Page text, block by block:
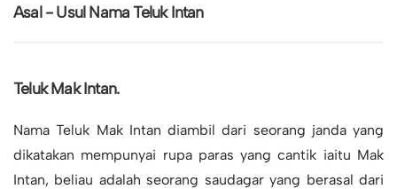
Asal - Usul Nama Teluk Intan
Teluk Mak Intan.
Nama Teluk Mak Intan diambil dari seorang janda yang
dikatakan mempunyai rupa paras yang cantik iaitu Mak
Intan, beliau adalah seorang saudagar yang berasal dari